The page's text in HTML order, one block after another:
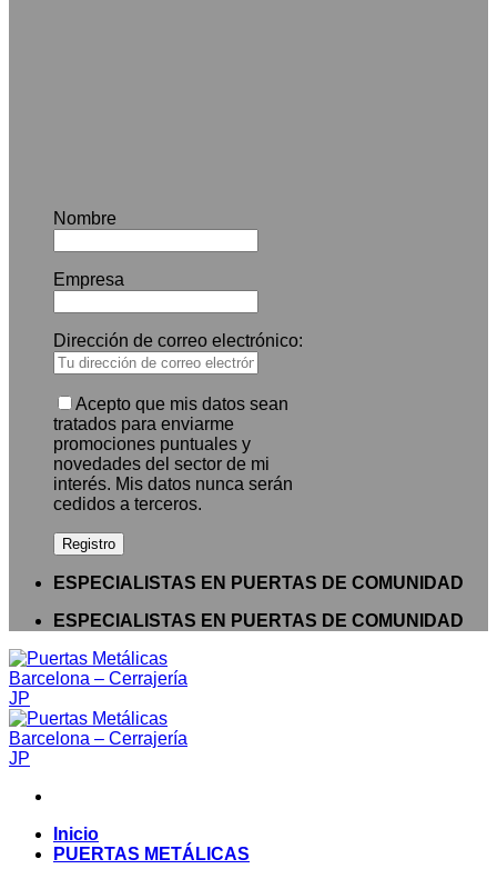
Nombre
Empresa
Dirección de correo electrónico:
Acepto que mis datos sean
tratados para enviarme
promociones puntuales y
novedades del sector de mi
interés. Mis datos nunca serán
cedidos a terceros.
ESPECIALISTAS EN PUERTAS DE COMUNIDAD
ESPECIALISTAS EN PUERTAS DE COMUNIDAD
Inicio
PUERTAS METÁLICAS